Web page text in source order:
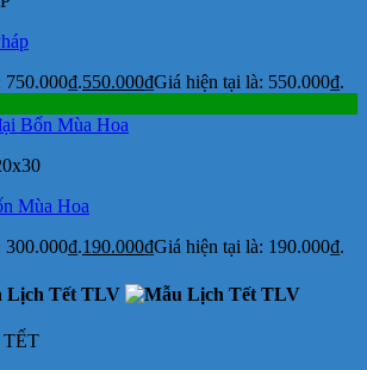
750.000₫.550.000₫Giá hiện tại là: 550.000₫.
Mùa Hoa
300.000₫.190.000₫Giá hiện tại là: 190.000₫.